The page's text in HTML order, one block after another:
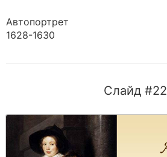
Автопортрет
1628-1630
Слайд #22